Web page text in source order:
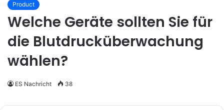
Product
Welche Geräte sollten Sie für
die Blutdrucküberwachung
wählen?
ES Nachricht 38